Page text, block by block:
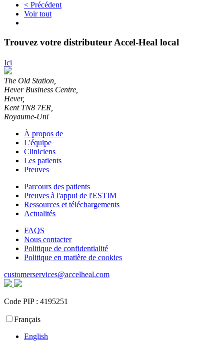
< Précédent
Voir tout
Trouvez votre distributeur Accel-Heal local
Ici
The Old Station,
Hever Business Centre,
Hever,
Kent TN8 7ER,
Royaume-Uni
À propos de
L'équipe
Cliniciens
Les patients
Preuves
Parcours des patients
Preuves à l'appui de l'ESTIM
Ressources et téléchargements
Actualités
FAQS
Nous contacter
Politique de confidentialité
Politique en matière de cookies
customerservices@accelheal.com
Code PIP : ‍4195251
Français
English